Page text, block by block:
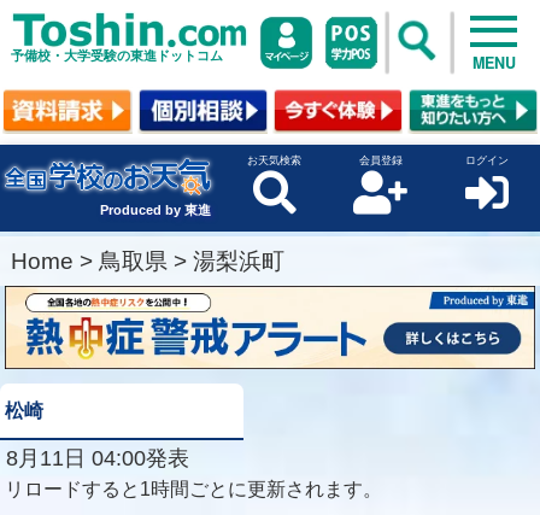
予備校・大学受験の東進ドットコム MENU
Produced by 東進
お天気検索 会員登録 ログイン
Home > 鳥取県 > 湯梨浜町
松崎
8月11日 04:00発表
リロードすると1時間ごとに更新されます。